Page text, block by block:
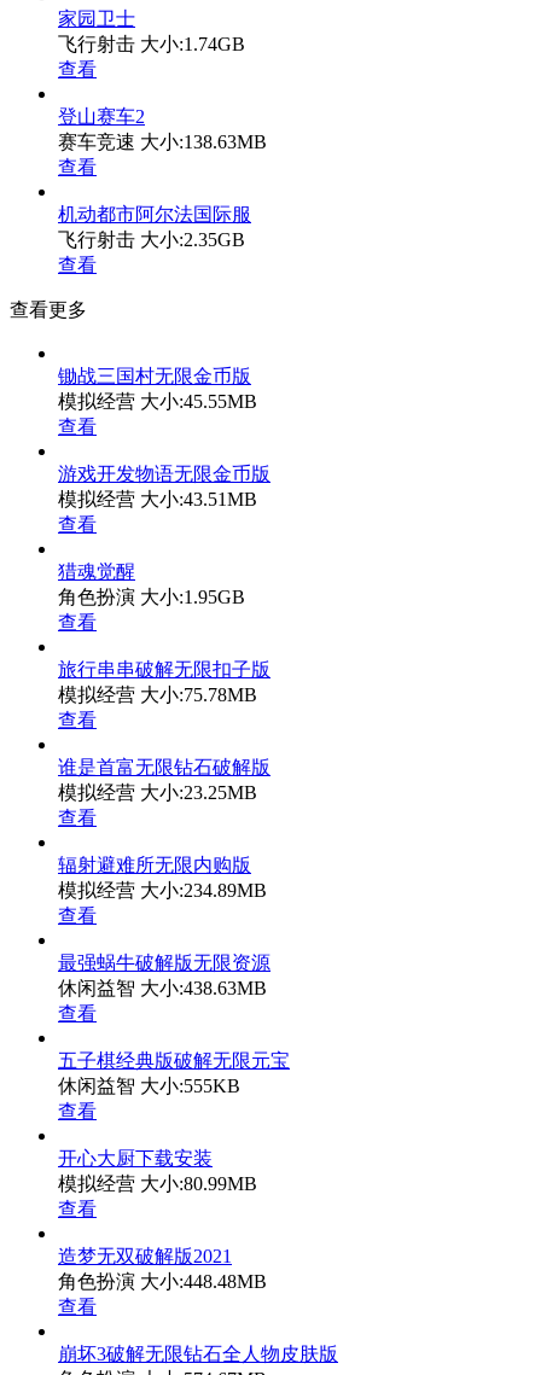
家园卫士
飞行射击 大小:1.74GB
查看
登山赛车2
赛车竞速 大小:138.63MB
查看
机动都市阿尔法国际服
飞行射击 大小:2.35GB
查看
查看更多
锄战三国村无限金币版
模拟经营 大小:45.55MB
查看
游戏开发物语无限金币版
模拟经营 大小:43.51MB
查看
猎魂觉醒
角色扮演 大小:1.95GB
查看
旅行串串破解无限扣子版
模拟经营 大小:75.78MB
查看
谁是首富无限钻石破解版
模拟经营 大小:23.25MB
查看
辐射避难所无限内购版
模拟经营 大小:234.89MB
查看
最强蜗牛破解版无限资源
休闲益智 大小:438.63MB
查看
五子棋经典版破解无限元宝
休闲益智 大小:555KB
查看
开心大厨下载安装
模拟经营 大小:80.99MB
查看
造梦无双破解版2021
角色扮演 大小:448.48MB
查看
崩坏3破解无限钻石全人物皮肤版